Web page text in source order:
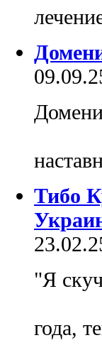
Тибо
"Я
года,